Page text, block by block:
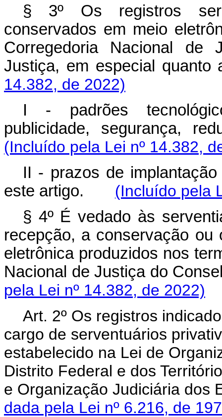
§ 3º Os registros
conservados em meio
Corregedoria Nacional de
Justiça, em especial
14.382, de 2022)
I - padrões
publicidade, segurança,
(Incluído pela Lei nº 14.382,
II - prazos de
este artigo. (Incluído pela
§ 4º É vedado às
recepção, a conservação
eletrônica produzidos nos
Nacional de Justiça do
pela Lei nº 14.382, de 2022)
Art. 2º Os registros
cargo de serventuários
estabelecido na Lei de
Distrito Federal e dos
e Organização Judiciária
dada pela Lei nº 6.216, de